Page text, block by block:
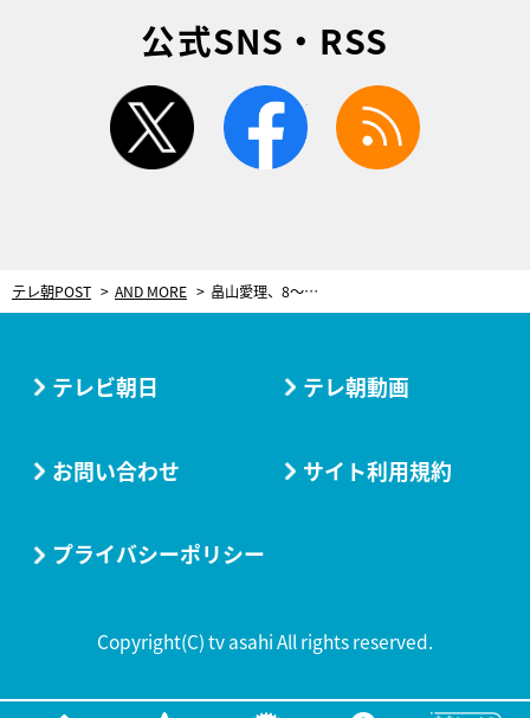
公式SNS・RSS
twitter facebook
テレ朝POST AND MORE 畠山愛理、8～9月の「世界新体操」リポーターに就任！
テレビ朝日 テレ朝動画
お問い合わせ サイト利用規約
プライバシーポリシー
Copyright(C) tv asahi All rights reserved.